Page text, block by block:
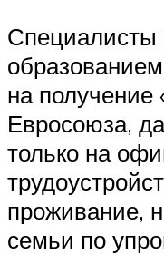
на получение
Евросоюза,
только на
проживание,
семьи по